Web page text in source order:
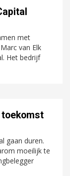
met
van Elk
Het bedrijf
toekomst
gaan duren.
moeilijk te